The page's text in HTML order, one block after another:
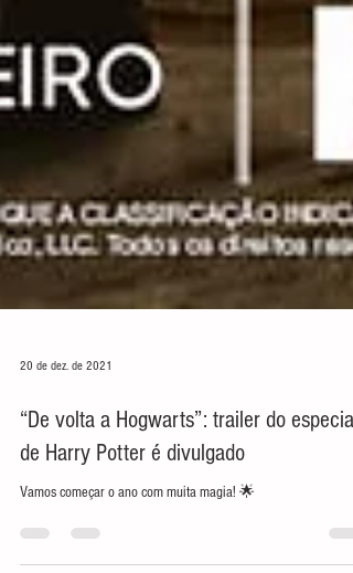
20 de dez. de 2021
“De volta a Hogwarts”: trailer do especial
de Harry Potter é divulgado
Vamos começar o ano com muita magia! 🌟